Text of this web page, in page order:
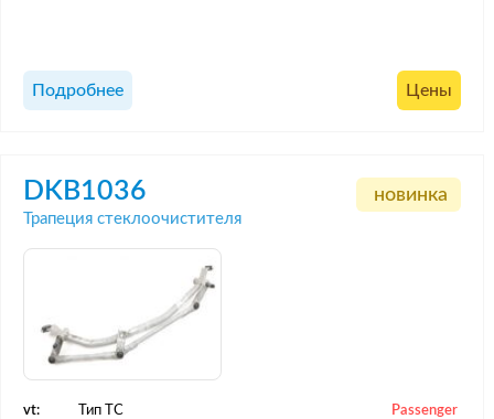
Подробнее Цены
DKB1036
Трапеция стеклоочистителя
новинка
vt: Тип ТС Passenger